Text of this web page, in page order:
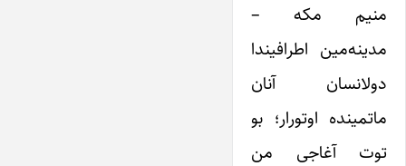
منیم مکه –
مدینه‌مین اطرافیندا
دولانسان آنان
ماتمینده اوتورار؛ بو
توت آغاجی من